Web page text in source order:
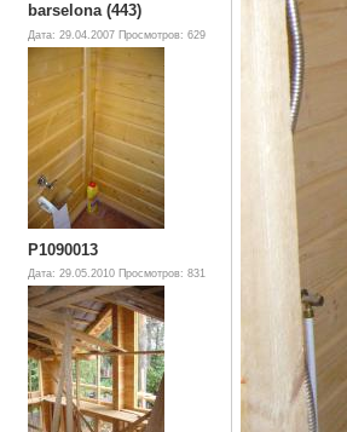
barselona (443)
Дата: 29.04.2007 Просмотров: 629
P1090013
Дата: 29.05.2010 Просмотров: 831